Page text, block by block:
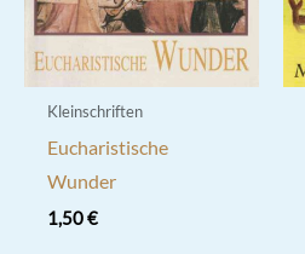
Kleinschriften
Eucharistische
Wunder
1,50€